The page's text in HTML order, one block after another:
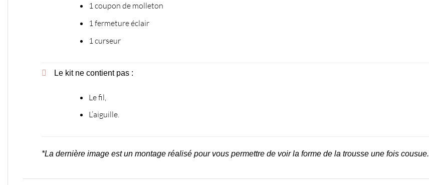
1 coupon de molleton
1 fermeture éclair
1 curseur
Le kit ne contient pas :
Le fil,
L’aiguille.
*La dernière image est un montage réalisé pour vous permettre de voir la forme de la trousse une fois cousue.